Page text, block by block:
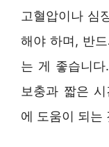
고혈압이나 심
해야 하며, 반
는 게 좋습니
보충과 짧은
에 도움이 되는